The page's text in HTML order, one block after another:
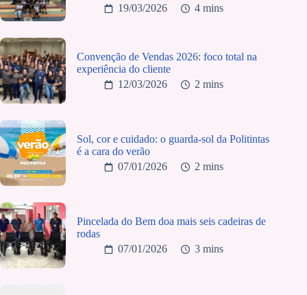
19/03/2026
4 mins
Convenção de Vendas 2026: foco total na
experiência do cliente
12/03/2026
2 mins
Sol, cor e cuidado: o guarda-sol da Politintas
é a cara do verão
07/01/2026
2 mins
Pincelada do Bem doa mais seis cadeiras de
rodas
07/01/2026
3 mins